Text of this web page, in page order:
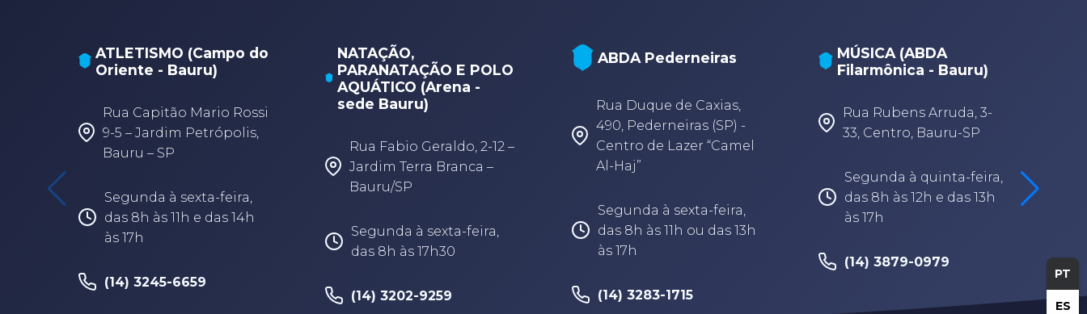
PT
ES
ATLETISMO (Campo do
Oriente - Bauru)
Rua Capitão Mario Rossi
9-5 – Jardim Petrópolis,
Bauru – SP
Segunda à sexta-feira,
das 8h às 11h e das 14h
às 17h
(14) 3245-6659
NATAÇÃO,
PARANATAÇÃO E POLO
AQUÁTICO (Arena -
sede Bauru)
Rua Fabio Geraldo, 2-12 –
Jardim Terra Branca –
Bauru/SP
Segunda à sexta-feira,
das 8h às 17h30
(14) 3202-9259
ABDA Pederneiras
Rua Duque de Caxias,
490, Pederneiras (SP) -
Centro de Lazer “Camel
Al-Haj”
Segunda à sexta-feira,
das 8h às 11h ou das 13h
às 17h
(14) 3283-1715
MÚSICA (ABDA
Filarmônica - Bauru)
Rua Rubens Arruda, 3-
33, Centro, Bauru-SP
Segunda à quinta-feira,
das 8h às 12h e das 13h
às 17h
(14) 3879-0979